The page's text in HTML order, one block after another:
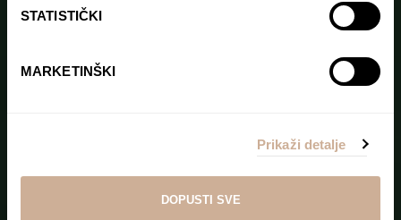
STATISTIČKI
MARKETINŠKI
Prikaži detalje
DOPUSTI SVE